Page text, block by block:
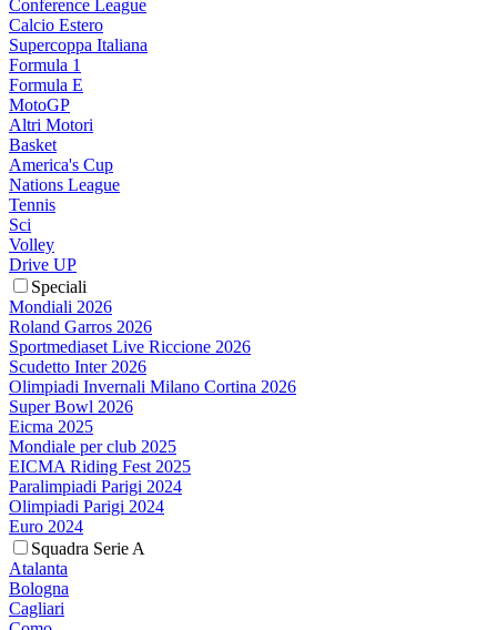
Conference League
Calcio Estero
Supercoppa Italiana
Formula 1
Formula E
MotoGP
Altri Motori
Basket
America's Cup
Nations League
Tennis
Sci
Volley
Drive UP
Speciali
Mondiali 2026
Roland Garros 2026
Sportmediaset Live Riccione 2026
Scudetto Inter 2026
Olimpiadi Invernali Milano Cortina 2026
Super Bowl 2026
Eicma 2025
Mondiale per club 2025
EICMA Riding Fest 2025
Paralimpiadi Parigi 2024
Olimpiadi Parigi 2024
Euro 2024
Squadra Serie A
Atalanta
Bologna
Cagliari